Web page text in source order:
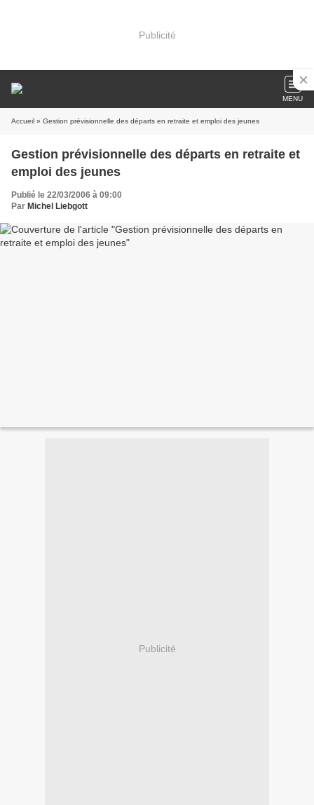
Publicité
MENU
Accueil » Gestion prévisionnelle des départs en retraite et emploi des jeunes
Gestion prévisionnelle des départs en retraite et
emploi des jeunes
Publié le 22/03/2006 à 09:00
Par Michel Liebgott
Publicité